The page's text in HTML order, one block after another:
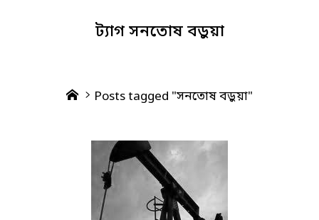
ট্যাগ সনতোষ বড়ুয়া
HomePosts tagged "সনতোষ বড়ুয়া"